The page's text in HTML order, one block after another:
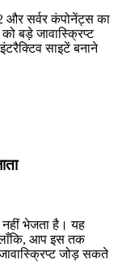
सर्वर कंपोनेंट्स का
बड़े जावास्क्रिप्ट
साइटें बनाने
नहीं भेजता है। यह
आप इस तक
जोड़ सकते